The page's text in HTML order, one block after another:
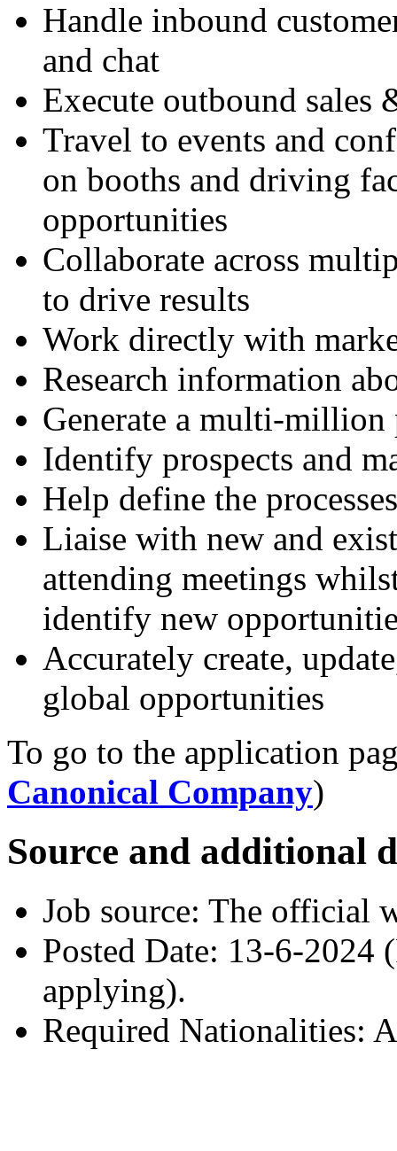
Handle inbound
and chat
Execute outbound sales
Travel to events and
on booths and driving
opportunities
Collaborate across
to drive results
Work directly with
Research information
Generate a multi-
Identify prospects and
Help define the
Liaise with new and
attending meetings
identify new
Accurately create,
global opportunities
To go to the application
Canonical Company)
Source and additional
Job source: The official
Posted Date: 13-6-2024
applying).
Required Nationalities: